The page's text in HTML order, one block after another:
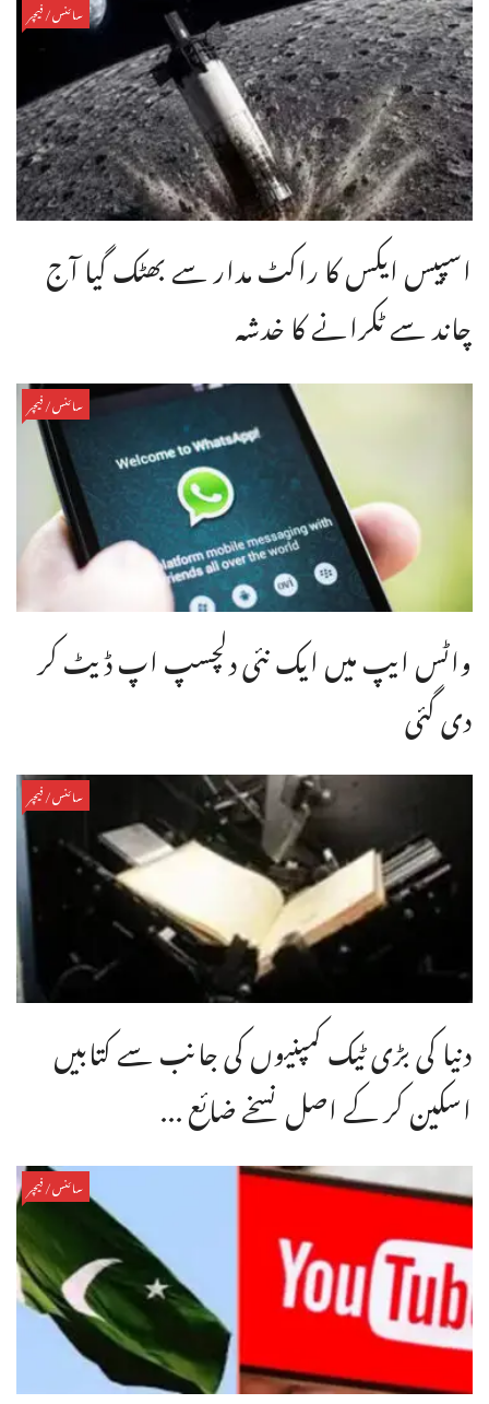
سائنس/فیچر
اسپیس ایکس کا راکٹ مدار سے بھٹک گیا آج
چاند سے ٹکرانے کا خدشہ
سائنس/فیچر
واٹس ایپ میں ایک نئی دلچسپ اپ ڈیٹ کر
دی گئی
سائنس/فیچر
دنیا کی بڑی ٹیک کمپنیوں کی جانب سے کتابیں
اسکین کر کے اصل نسخے ضائع ...
سائنس/فیچر